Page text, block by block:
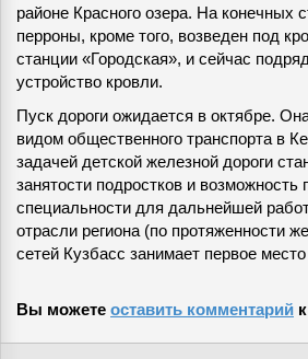
районе Красного озера. На конечных
перроны, кроме того, возведен под
станции «Городская», и сейчас
устройство кровли.
Пуск дороги ожидается в октябре.
видом общественного транспорта в
задачей детской железной дороги
занятости подростков и возможность
специальности для дальнейшей
отрасли региона (по протяженности
сетей Кузбасс занимает первое
Вы можете оставить комментарий